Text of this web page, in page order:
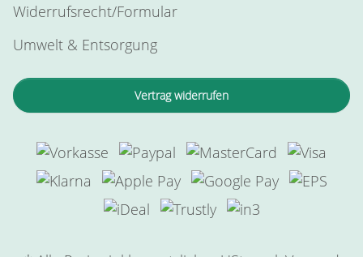
Widerrufsrecht/Formular
Umwelt & Entsorgung
Vertrag widerrufen